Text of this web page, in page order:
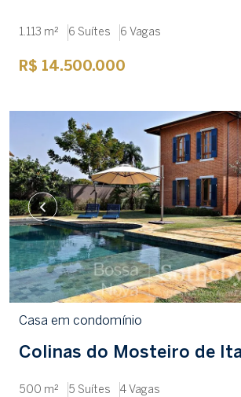
1.113 m² 6 Suítes 6 Vagas
R$ 14.500.000
Casa em condomínio
Colinas do Mosteiro de
500 m² 5 Suítes 4 Vagas